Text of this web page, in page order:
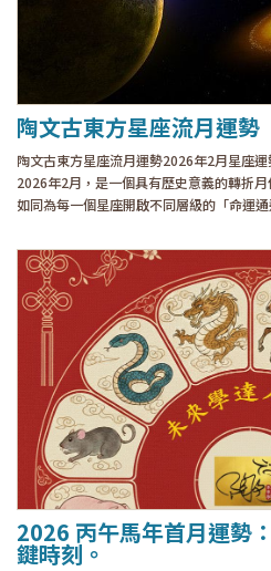
陶文古東方星座流月運勢
陶文古東方星座流月運勢2026年2月星座
2026年2月，是一個具有歷史意義的轉折
如同為每一個星座開啟不同層級的「命運通
2026 丙午馬年首月運勢
鍵時刻。